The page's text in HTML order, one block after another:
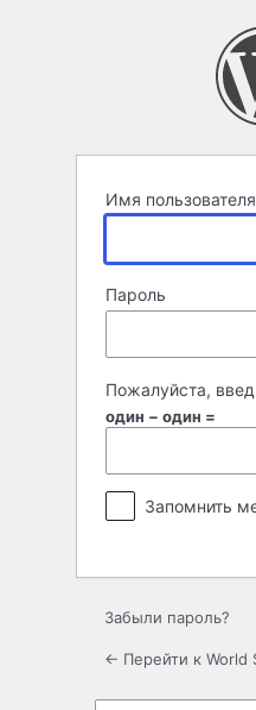
Имя
Пароль
Пожалуйста,
один − один =
Запомнить
Забыли пароль?
← Перейти к World